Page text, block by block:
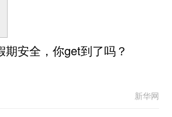
期安全，你get到了吗？
新华网